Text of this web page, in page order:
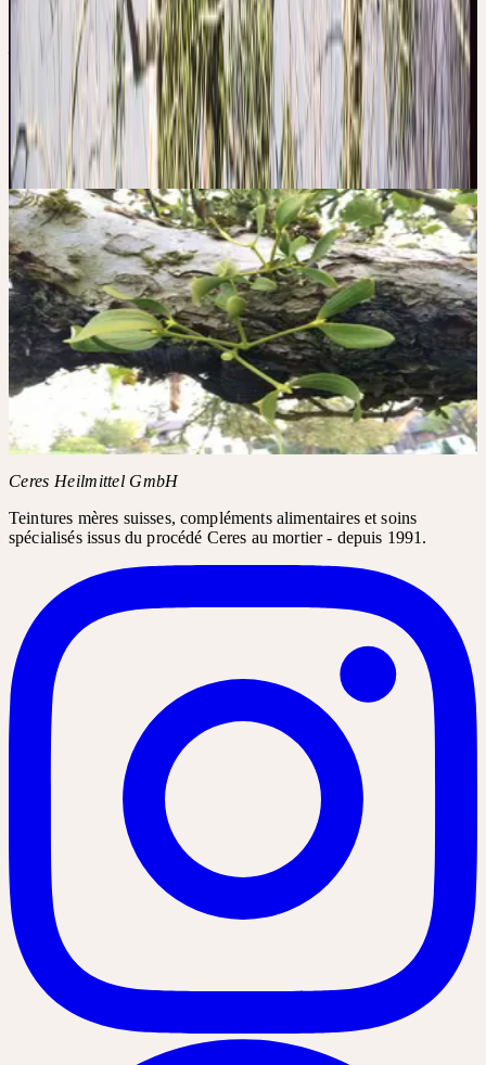
PROCÉDÉ CERES AU MORTIER
— DOUX, FROID, COMPLET.
Fraîchement récoltées, triées à la main, broyées à température
ambiante et mûries pendant des années. Pas de chauffage, pas de
pression — toute la force vitale de la plante, préservée.
Les 4 piliers de la qualité→
Galerie d'images
CERES SUR
INSTAGRAM#VISCUM /
#VISCUMALBUM
Les posts Instagram nécessitent votre consentement pour le
contenu tiers.
Charger Instagram
Ceres Heilmittel GmbH
Teintures mères suisses, compléments alimentaires et soins
spécialisés issus du procédé Ceres au mortier - depuis 1991.